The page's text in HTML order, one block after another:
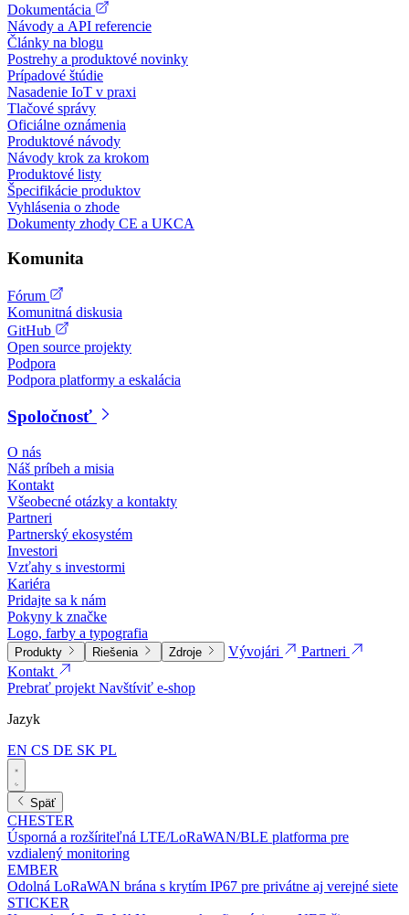
Dokumentácia
Návody a API referencie
Články na blogu
Postrehy a produktové novinky
Prípadové štúdie
Nasadenie IoT v praxi
Tlačové správy
Oficiálne oznámenia
Produktové návody
Návody krok za krokom
Produktové listy
Špecifikácie produktov
Vyhlásenia o zhode
Dokumenty zhody CE a UKCA
Komunita
Fórum
Komunitná diskusia
GitHub
Open source projekty
Podpora
Podpora platformy a eskalácia
Spoločnosť
O nás
Náš príbeh a misia
Kontakt
Všeobecné otázky a kontakty
Partneri
Partnerský ekosystém
Investori
Vzťahy s investormi
Kariéra
Pridajte sa k nám
Pokyny k značke
Logo, farby a typografia
Produkty Riešenia Zdroje Vývojári
Partneri
Kontakt
Prebrať projektNavštíviť e-shop
Jazyk
EN CS DE SK PL
Späť
CHESTER
Úsporná a rozšíriteľná LTE/LoRaWAN/BLE platforma pre
vzdialený monitoring
EMBER
Odolná LoRaWAN brána s krytím IP67 pre privátne aj verejné siete
STICKER